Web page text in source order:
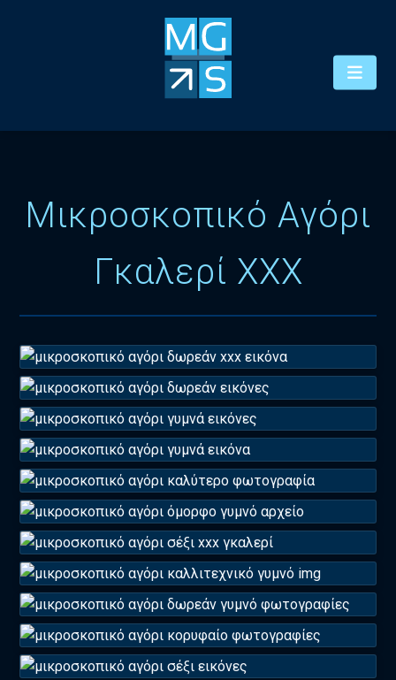
Μικροσκοπικό Αγόρι
Γκαλερί XXX